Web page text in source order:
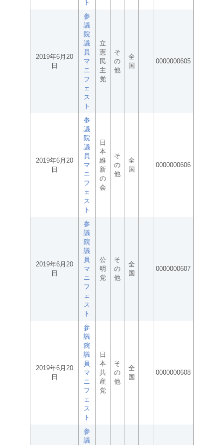
ト
2019年6月20
日
参
議
院
議
員
マ
ニ
フ
ェ
ス
ト
立
憲
民
主
党
そ
の
他
全
国
0000000605
2019年6月20
日
参
議
院
議
員
マ
ニ
フ
ェ
ス
ト
日
本
維
新
の
会
そ
の
他
全
国
0000000606
2019年6月20
日
参
議
院
議
員
マ
ニ
フ
ェ
ス
ト
公
明
党
そ
の
他
全
国
0000000607
2019年6月20
日
参
議
院
議
員
マ
ニ
フ
ェ
ス
ト
日
本
共
産
党
そ
の
他
全
国
0000000608
参
議